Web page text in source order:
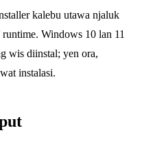
kalebu utawa njaluk
Windows 10 lan 11
wis diinstal; yen ora,
instalasi.